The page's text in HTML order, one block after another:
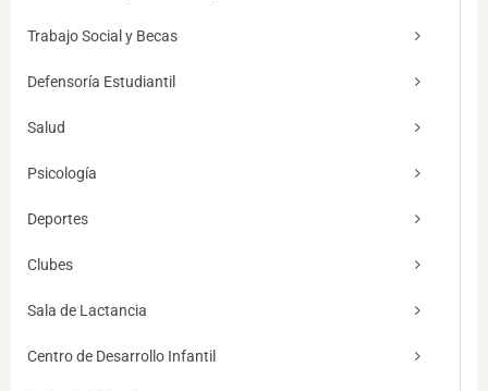
Trabajo Social y Becas
Defensoría Estudiantil
Salud
Psicología
Deportes
Clubes
Sala de Lactancia
Centro de Desarrollo Infantil